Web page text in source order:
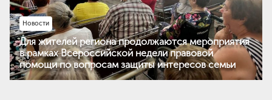
Новости
Для жителей региона продолжаются мероприятия
в рамках Всероссийской недели правовой
помощи по вопросам защиты интересов семьи